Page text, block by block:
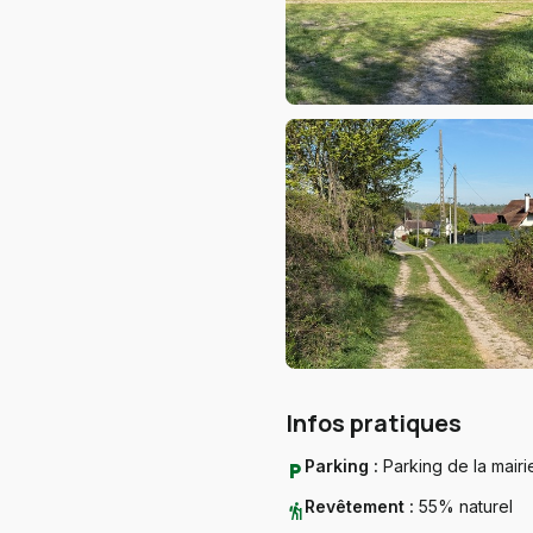
Infos pratiques
local_parking Parking : Parking de la
hikingRevêtement : 55% naturel